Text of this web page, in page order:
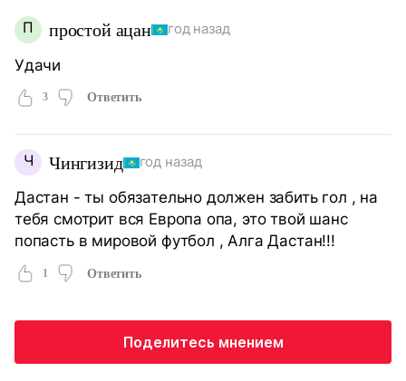
П простой ацан год назад
Удачи
3 Ответить
Ч Чингизид год назад
Дастан - ты обязательно должен забить гол , на
тебя смотрит вся Европа опа, это твой шанс
попасть в мировой футбол , Алга Дастан!!!
1 Ответить
Поделитесь мнением